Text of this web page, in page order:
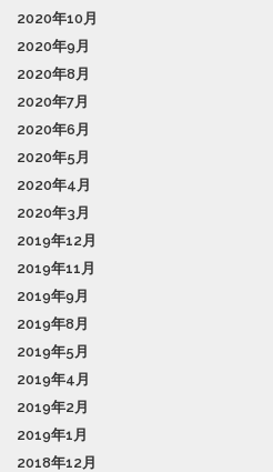
2020年10月
2020年9月
2020年8月
2020年7月
2020年6月
2020年5月
2020年4月
2020年3月
2019年12月
2019年11月
2019年9月
2019年8月
2019年5月
2019年4月
2019年2月
2019年1月
2018年12月